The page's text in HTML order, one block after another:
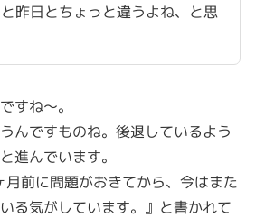
昨日とちょっと違うよね、と思
すね〜。
んですものね。後退しているよう
進んでいます。
前に問題がおきてから、今はまた
る気がしています。』と書かれて